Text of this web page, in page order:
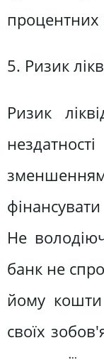
процентних
5. Ризик
Ризик
Не
банк не
йому
своїх